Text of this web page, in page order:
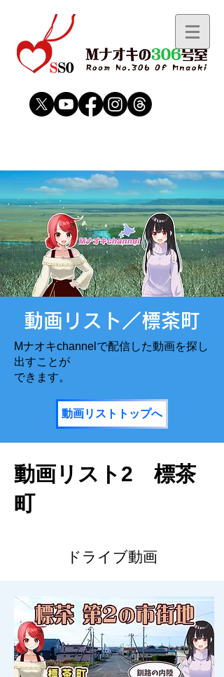
​動画リスト／標茶町
Mナオキchannelで配信した動画を探し
出すことが
​できます。
動画リストトップへ
動画リスト2 標茶
町
ドライブ動画